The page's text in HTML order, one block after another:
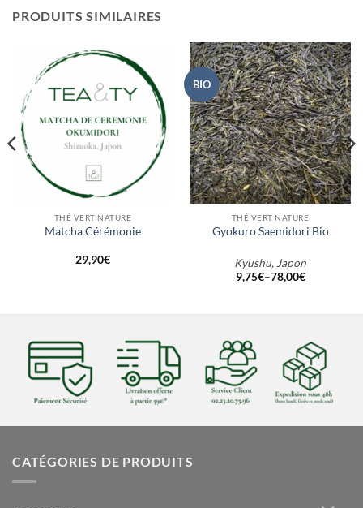
PRODUITS SIMILAIRES
THÉ VERT NATURE
Matcha Cérémonie
29,90€
BIO
THÉ VERT NATURE
Gyokuro Saemidori Bio
Kyushu, Japon
9,75€–78,00€
CATÉGORIES DE PRODUITS